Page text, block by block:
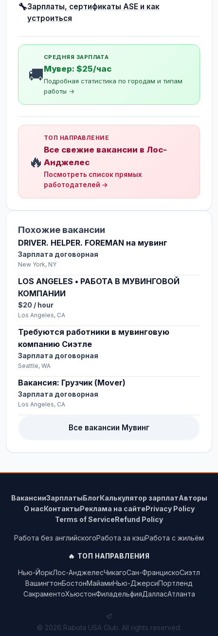
🔧Зарплаты, сертификаты ASE и как
устроиться
🚚
СРЕДНЯЯ ЗАРПЛАТА
Мувер: $25/час
Подробная статистика по городам и типам
работы →
🔥
ТОП НАПРАВЛЕНИЕ
Все свежие вакансии в Лос-
Анджелес
Посмотреть список прямых
работодателей →
Похожие вакансии
DRIVER. HELPER. FOREMAN на мувинг
Зарплата договорная
New York, NY
LOS ANGELES • РАБОТА В МУВИНГОВОЙ
КОМПАНИИ
$20 / hour
Los Angeles, CA
Требуются работники в мувинговую
компанию Сиэтле
Зарплата договорная
Seattle, WA
Вакансия: Грузчик (Mover)
Зарплата договорная
Los Angeles, CA
Все вакансии Мувинг
ВакансииЗарплатыБлогКалькулятор зарплатАвторы
О насКонтактыРеклама на сайтеPrivacy Policy
Terms of ServiceRefund Policy
Работа без английскогоРабота за кэшРабота с жильём
🔥 ТОП НАПРАВЛЕНИЯ
Нью-ЙоркЛос-АнджелесЧикагоСан-ФранцискоСиэтл
ВашингтонБостонМайамиНью-ДжерсиПортленд
СакраментоХьюстонФиладельфияДалласАтланта
© 2026 Rabota USA Club. All rights reserved.